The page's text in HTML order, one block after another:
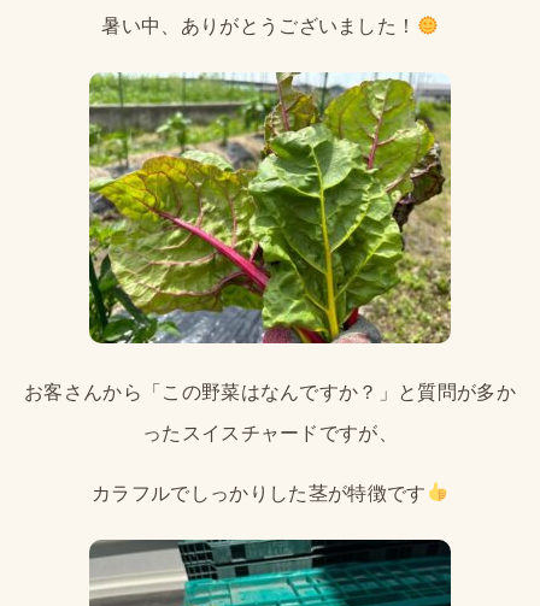
暑い中、ありがとうございました！
お客さんから「この野菜はなんですか？」と質問が多か
ったスイスチャードですが、
カラフルでしっかりした茎が特徴です